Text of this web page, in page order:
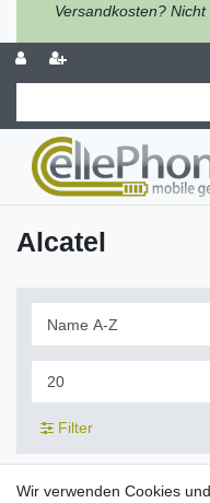
Versandkosten?
Alcatel
Filter
Wir verwenden Cookies